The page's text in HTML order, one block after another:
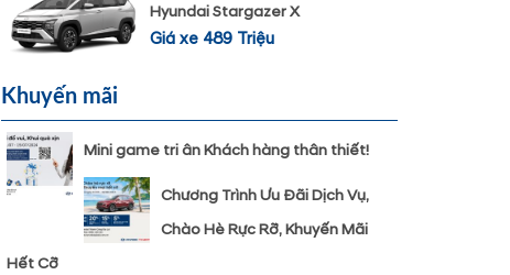
Hyundai Stargazer X
Giá xe 489 Triệu
Khuyến mãi
Mini game tri ân Khách hàng thân thiết!
Chương Trình Ưu Đãi Dịch Vụ,
Chào Hè Rực Rỡ, Khuyến Mãi
Hết Cỡ